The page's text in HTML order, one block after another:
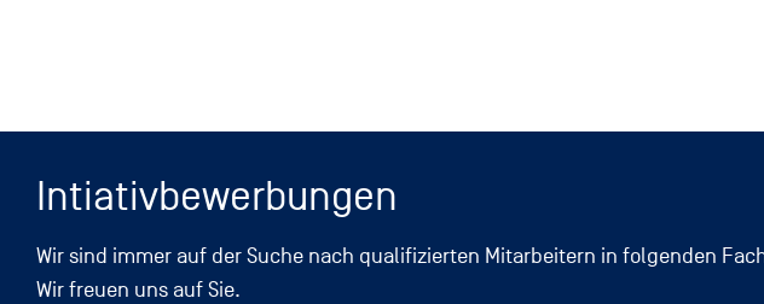
Intiativbewerbungen
Wir sind immer auf der Suche nach qualifizierten Mitarbeitern in folgenden
Wir freuen uns auf Sie.